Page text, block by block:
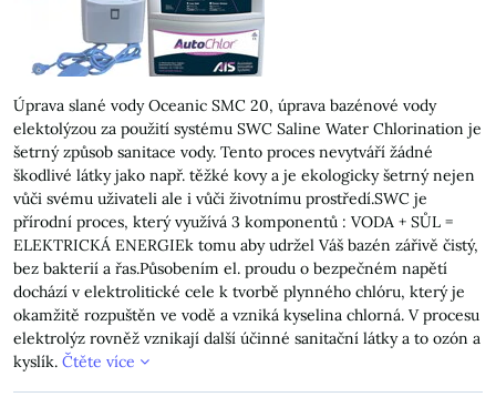
Úprava slané vody Oceanic SMC 20, úprava bazénové vody
elektolýzou za použití systému SWC Saline Water Chlorination je
šetrný způsob sanitace vody. Tento proces nevytváří žádné
škodlivé látky jako např. těžké kovy a je ekologicky šetrný nejen
vůči svému uživateli ale i vůči životnímu prostředí.SWC je
přírodní proces, který využívá 3 komponentů : VODA + SŮL =
ELEKTRICKÁ ENERGIEk tomu aby udržel Váš bazén zářivě čistý,
bez bakterií a řas.Působením el. proudu o bezpečném napětí
dochází v elektrolitické cele k tvorbě plynného chlóru, který je
okamžitě rozpuštěn ve vodě a vzniká kyselina chlorná. V procesu
elektrolýz rovněž vznikají další účinné sanitační látky a to ozón a
kyslík. Čtěte více